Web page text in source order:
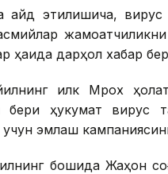
қайд этилишича,
ҳақида дарҳол хабар
илк Мрох
бери ҳукумат вирус
учун эмлаш
бошида Жаҳон